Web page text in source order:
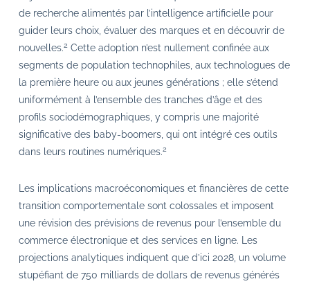
de recherche alimentés par l’intelligence artificielle pour
guider leurs choix, évaluer des marques et en découvrir de
nouvelles.2Cette adoption n’est nullement confinée aux
segments de population technophiles, aux technologues de
la première heure ou aux jeunes générations ; elle s’étend
uniformément à l’ensemble des tranches d’âge et des
profils sociodémographiques, y compris une majorité
significative des baby-boomers, qui ont intégré ces outils
dans leurs routines numériques.2
Les implications macroéconomiques et financières de cette
transition comportementale sont colossales et imposent
une révision des prévisions de revenus pour l’ensemble du
commerce électronique et des services en ligne. Les
projections analytiques indiquent que d’ici 2028, un volume
stupéfiant de 750 milliards de dollars de revenus générés